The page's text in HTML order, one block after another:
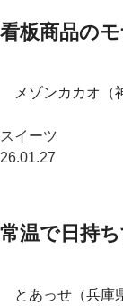
看板商品の
メゾンカカオ（
スイーツ
26.01.27
常温で日持
とあっせ（兵庫